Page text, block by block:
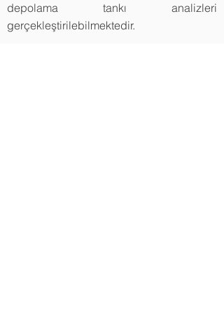
depolama tankı analizleri
gerçekleştirilebilmektedir.